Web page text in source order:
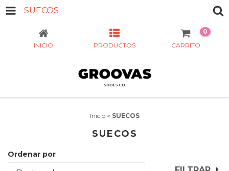
SUECOS
INICIO PRODUCTOS CARRITO
0
Inicio > SUECOS
SUECOS
Ordenar por